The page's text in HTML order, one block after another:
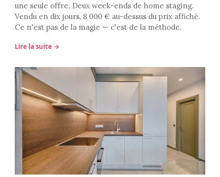
une seule offre. Deux week-ends de home staging.
Vendu en dix jours, 8 000 € au-dessus du prix affiché.
Ce n'est pas de la magie — c'est de la méthode.
Lire la suite →